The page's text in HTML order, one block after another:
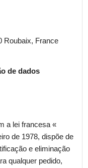
Roubaix, France
de dados
a lei francesa «
de 1978, dispõe de
e eliminação
qualquer pedido,